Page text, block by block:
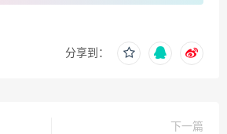
分享到：
下一篇